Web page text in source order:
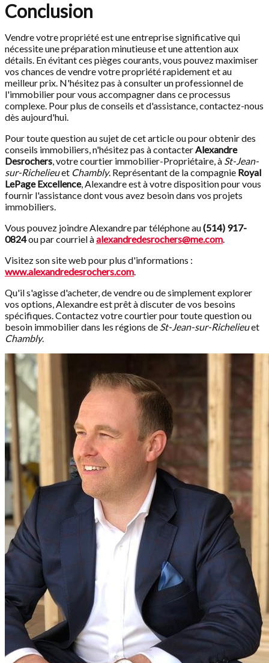
Conclusion
Vendre votre propriété est une entreprise significative qui
nécessite une préparation minutieuse et une attention aux
détails. En évitant ces pièges courants, vous pouvez maximiser
vos chances de vendre votre propriété rapidement et au
meilleur prix. N'hésitez pas à consulter un professionnel de
l'immobilier pour vous accompagner dans ce processus
complexe. Pour plus de conseils et d'assistance, contactez-nous
dès aujourd'hui.
Pour toute question au sujet de cet article ou pour obtenir des
conseils immobiliers, n'hésitez pas à contacterAlexandre
Desrochers, votre courtier immobilier-Propriétaire, à St-Jean-
sur-Richelieuet Chambly. Représentant de la compagnie Royal
LePage Excellence, Alexandre est à votre disposition pour vous
fournir l'assistance dont vous avez besoin dans vos projets
immobiliers.
Vous pouvez joindre Alexandre par téléphone au(514) 917-
0824ou par courriel àalexandredesrochers@me.com.
Visitez son site web pour plus d'informations :
www.alexandredesrochers.com.
Qu'il s'agisse d'acheter, de vendre ou de simplement explorer
vos options, Alexandre est prêt à discuter de vos besoins
spécifiques. Contactez votre courtier pour toute question ou
besoin immobilier dans les régions de St-Jean-sur-Richelieuet
Chambly.